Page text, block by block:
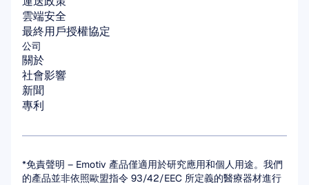
公司
關於
社會影響
新聞
專利
雲端安全
最終用戶授權協定
*免責聲明 – Emotiv 產品僅適用於研究應用和個人用途。我們
的產品並非依照歐盟指令 93/42/EEC 所定義的醫療器材進行